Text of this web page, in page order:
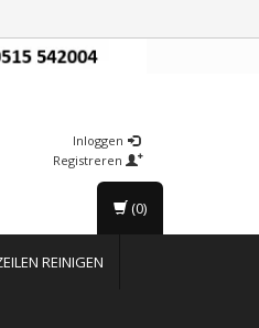
Inloggen
Registreren
REINIGEN
(0)